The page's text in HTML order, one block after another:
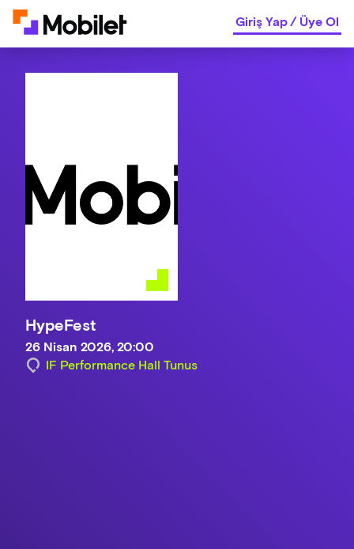
Giriş Yap/Üye Ol
HypeFest
26 Nisan 2026, 20:00
IF Performance Hall Tunus